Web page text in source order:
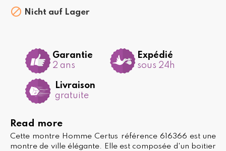
 Nicht auf Lager
Garantie
2 ans
Expédié
sous 24h
Livraison
gratuite
Read more
Cette montre Homme Certus référence 616366 est une
montre de ville élégante. Elle est composée d'un boitier